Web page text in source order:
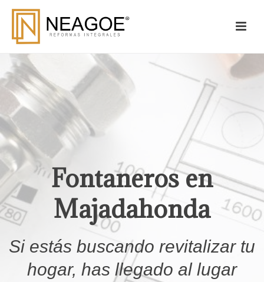
Fontaneros en
Majadahonda
Si estás buscando revitalizar tu
hogar, has llegado al lugar